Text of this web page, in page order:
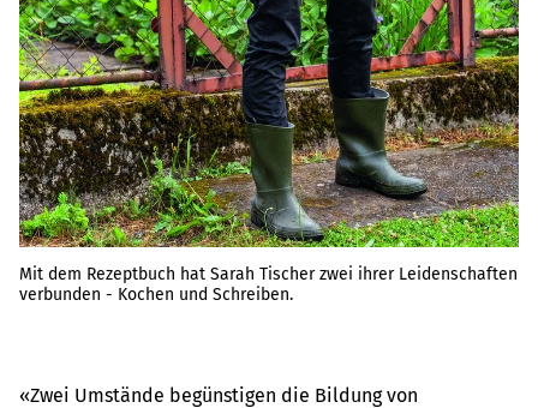
Mit dem Rezeptbuch hat Sarah Tischer zwei ihrer Leidenschaften
verbunden - Kochen und Schreiben.
«Zwei Umstände begünstigen die Bildung von